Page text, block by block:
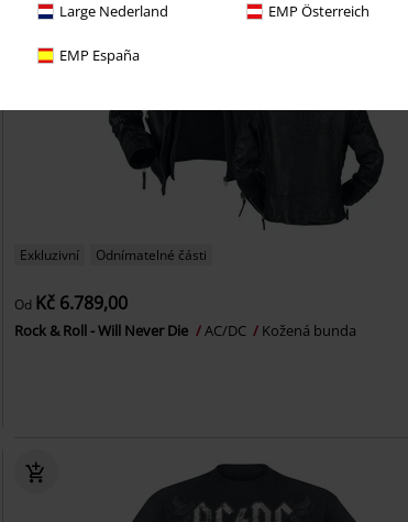
Large Nederland EMP Österreich
EMP España
Exkluzivní Odnímatelné části
Od Kč 6.789,00
Rock & Roll - Will Never Die AC/DC Kožená bunda